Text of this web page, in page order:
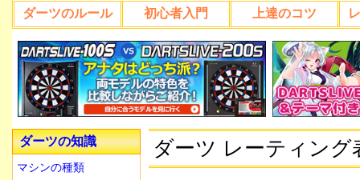
ダーツのルール 初心者入門 上達のコツ
ダーツ レーティン
ダーツの知識
マシンの種類